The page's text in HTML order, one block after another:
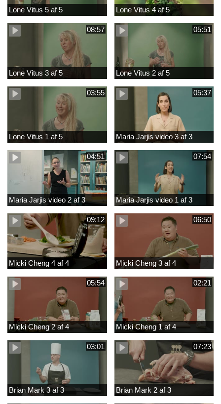
Lone Vitus 5 af 5 Lone Vitus 4 af 5
08:57
Lone Vitus 3 af 5
05:51
Lone Vitus 2 af 5
03:55
Lone Vitus 1 af 5
05:37
Maria Jarjis video 3 af 3
04:51
Maria Jarjis video 2 af 3
07:54
Maria Jarjis video 1 af 3
09:12
Micki Cheng 4 af 4
06:50
Micki Cheng 3 af 4
05:54
Micki Cheng 2 af 4
02:21
Micki Cheng 1 af 4
03:01
Brian Mark 3 af 3
07:23
Brian Mark 2 af 3